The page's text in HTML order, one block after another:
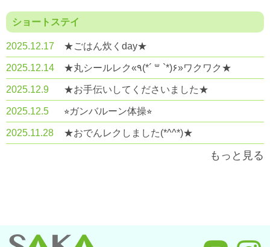
ショートステイ
2025.12.17 ★ごはん炊くday★
2025.12.14 ★丸シールレク«٩(*´ ꒳ `*)۶»ワクワク★
2025.12.9 ★お手伝いしてくださいました★
2025.12.5 ⭐︎ガンバルーン体操⭐︎
2025.11.28 ★おでんレクしました(*^^*)★
もっと見る